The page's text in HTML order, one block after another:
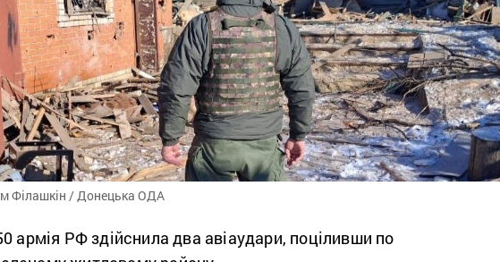
Філашкін / Донецька ОДА
армія РФ здійснила два авіаудари, поціливши по